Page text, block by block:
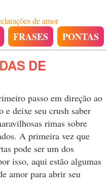
de amor
FRASES PONTAS
DE
passo em direção ao
deixe seu crush saber
rimas sobre
A primeira vez que
pode ser um dos
isso, aqui estão algumas
amor para abrir seu